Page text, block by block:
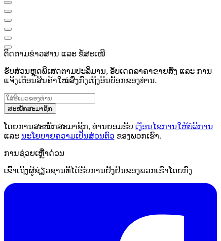
ຕິດຕາມຂ່າວສານ ແລະ ຂໍ້ສະເໜີ
ຮັບສ່ວນຫຼຸດພິເສດຕາມປະລິມານ, ອັບເດດລາຄາຂາຍສົ່ງ ແລະ ການ
ແຈ້ງເຕືອນສິນຄ້າໃໝ່ສົ່ງກົງເຖິງອິນບັອກຂອງທ່ານ.
ສະໝັກສະມາຊິກ
ໂດຍການສະໝັກສະມາຊິກ, ທ່ານຍອມຮັບ ເງື່ອນໄຂການໃຫ້ບໍລິການ
ແລະ ນະໂຍບາຍຄວາມເປັນສ່ວນຕົວ ຂອງພວກເຮົາ.
ການຊ່ວຍເຫຼືໍາດ່ວນ
ເຂົ້າເຖິງຜູ້ຊ່ຽວຊານທີ່ໄດ້ຮັບການຢັ້ງຢືນຂອງພວກເຮົາໂດຍກົງ